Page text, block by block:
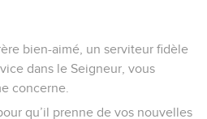
bien-aimé, un serviteur fidèle
dans le Seigneur, vous
concerne.
qu’il prenne de vos nouvelles